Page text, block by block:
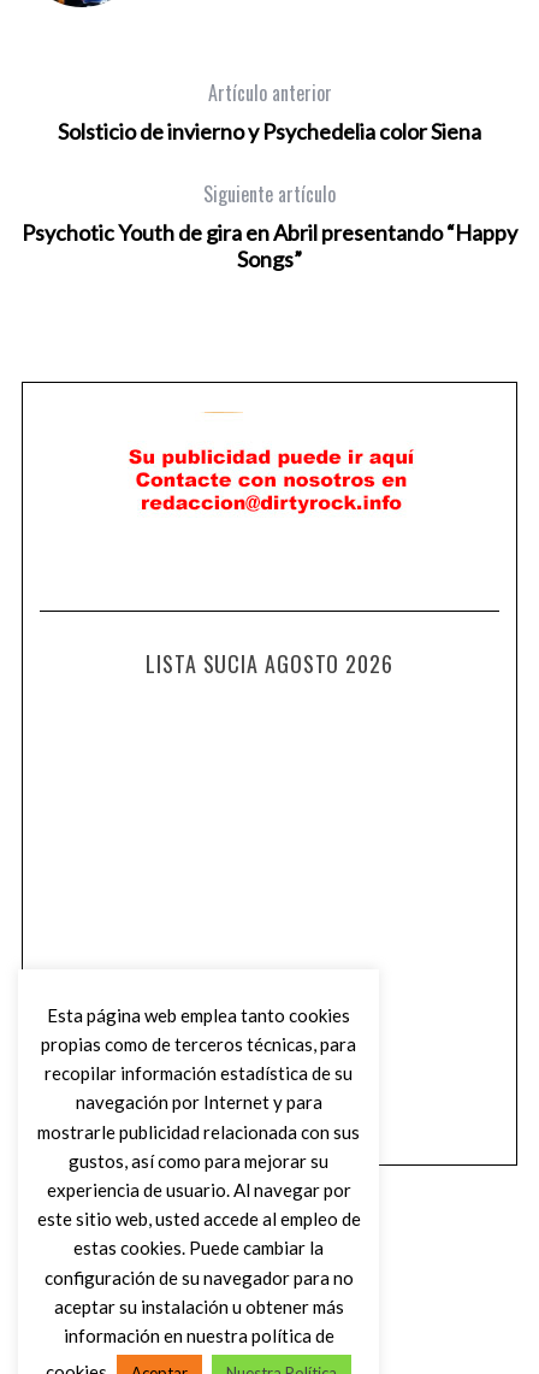
Artículo anterior
Solsticio de invierno y Psychedelia color Siena
Siguiente artículo
Psychotic Youth de gira en Abril presentando “Happy
Songs”
LISTA SUCIA AGOSTO 2026
Esta página web emplea tanto cookies
propias como de terceros técnicas, para
recopilar información estadística de su
navegación por Internet y para
mostrarle publicidad relacionada con sus
gustos, así como para mejorar su
experiencia de usuario. Al navegar por
este sitio web, usted accede al empleo de
estas cookies. Puede cambiar la
configuración de su navegador para no
aceptar su instalación u obtener más
información en nuestra política de